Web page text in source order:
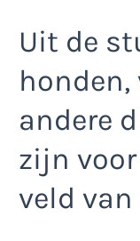
Uit de
andere
zijn
veld van